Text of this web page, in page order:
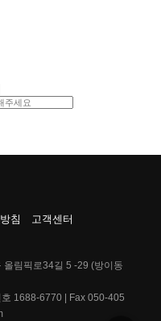
침
고객센터
올림픽로34길 5 -29 (방이동
1688-6770 | Fax 050-405